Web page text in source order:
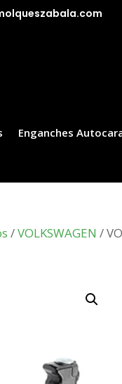
Enganches
/VOLKSWAGEN /